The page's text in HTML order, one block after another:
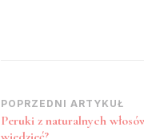
Zobacz
wpisy
POPRZEDNI ARTYKUŁ
Peruki z naturalnych